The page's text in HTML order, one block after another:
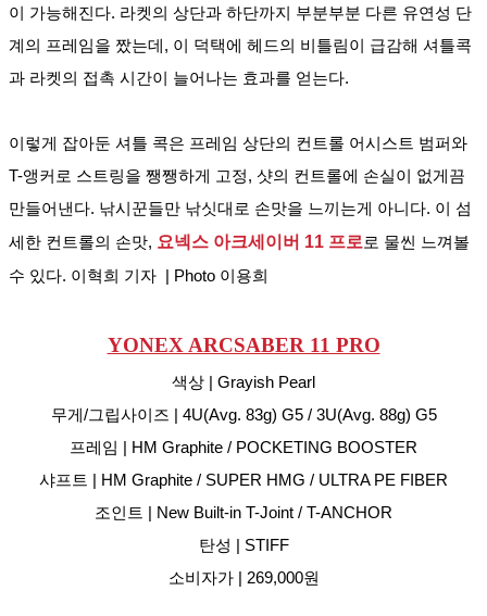
이 가능해진다. 라켓의 상단과 하단까지 부분부분 다른 유연성 단
계의 프레임을 짰는데, 이 덕택에 헤드의 비틀림이 급감해 셔틀콕
과 라켓의 접촉 시간이 늘어나는 효과를 얻는다.
이렇게 잡아둔 셔틀 콕은 프레임 상단의 컨트롤 어시스트 범퍼와
T-앵커로 스트링을 쨍쨍하게 고정, 샷의 컨트롤에 손실이 없게끔
만들어낸다. 낚시꾼들만 낚싯대로 손맛을 느끼는게 아니다. 이 섬
세한 컨트롤의 손맛, 요넥스 아크세이버 11 프로로 물씬 느껴볼
수 있다. 이혁희 기자  | Photo 이용희
YONEX ARCSABER 11 PRO
색상 | Grayish Pearl
무게/그립사이즈 | 4U(Avg. 83g) G5 / 3U(Avg. 88g) G5
프레임 | HM Graphite / POCKETING BOOSTER
샤프트 | HM Graphite / SUPER HMG / ULTRA PE FIBER
조인트 | New Built-in T-Joint / T-ANCHOR
탄성 | STIFF
소비자가 | 269,000원